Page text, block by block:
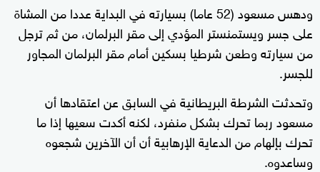
ودهس مسعود (52 عاما) بسيارته في البداية عددا من المشاة
على جسر ويستمنستر المؤدي إلى مقر البرلمان، من ثم ترجل
من سيارته وطعن شرطيا بسكين أمام مقر البرلمان المجاور
للجسر.
وتحدثت الشرطة البريطانية في السابق عن اعتقادها أن
مسعود ربما تحرك بشكل منفرد، لكنه أكدت سعيها إذا ما
تحرك بإلهام من الدعاية الإرهابية أن أن الآخرين شجعوه
وساعدوه.